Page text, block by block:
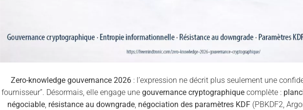
Zero-knowledge gouvernance 2026 : l’expression ne décrit plus seulement une
fournisseur”. Désormais, elle engage une gouvernance cryptographiquecomplète :
négociable, résistance au downgrade, négociation des paramètres KDF(PBKDF2,